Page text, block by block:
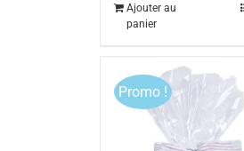
Ajouter au
panier
Promo !